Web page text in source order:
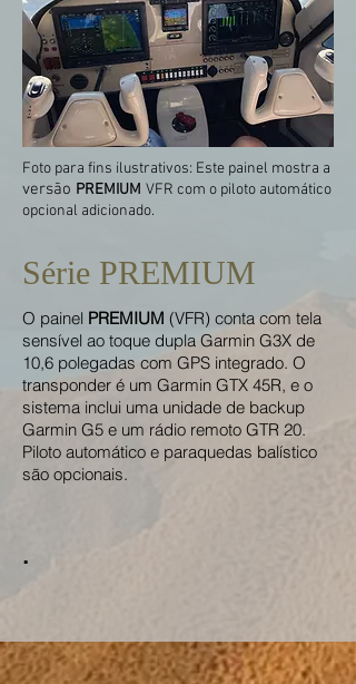
Foto para fins ilustrativos: Este painel mostra a
versão PREMIUM VFR com o piloto automático
opcional adicionado.
Série PREMIUM
O painel PREMIUM (VFR) conta com tela
sensível ao toque dupla Garmin G3X de
10,6 polegadas com GPS integrado. O
transponder é um Garmin GTX 45R, e o
sistema inclui uma unidade de backup
Garmin G5 e um rádio remoto GTR 20.
Piloto automático e paraquedas balístico
são opcionais.
.